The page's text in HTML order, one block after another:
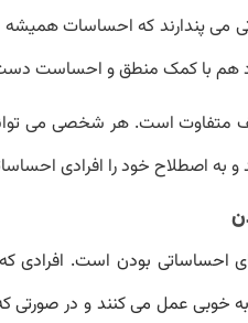
می پندارند که احساسات
هم با کمک منطق و احساست
متفاوت است. هر شخصی می
و به اصطلاح خود را افرادی
بودن است. افرادی که
عمل می کنند و در صورتی که